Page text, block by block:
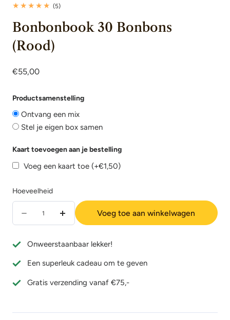
(5)5
beoordelingen
Bonbonbook 30 Bonbons
(Rood)
Normale
€55,00
Productsamenstelling
Ontvang een mix
Stel je eigen box samen
Kaart toevoegen aan je bestelling
Voeg een kaart toe(+€1,50)
Hoeveelheid
voor
Bonbonbook
30
(Rood)
Verhoog
hoeveelheid
voor
Bonbonbook
Bonbons
Voeg toe aan winkelwagen
Onweerstaanbaar lekker!
Een superleuk cadeau om te geven
Gratis verzending vanaf €75,-